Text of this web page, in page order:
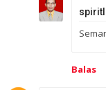
Balas